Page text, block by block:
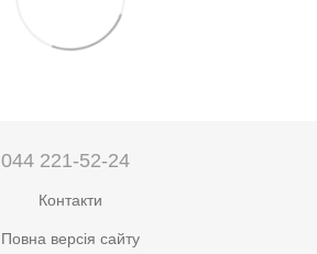
044 221-52-24
Контакти
Повна версія сайту